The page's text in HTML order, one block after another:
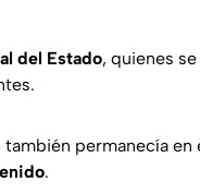
del Estado, quienes
también permanecía en
.